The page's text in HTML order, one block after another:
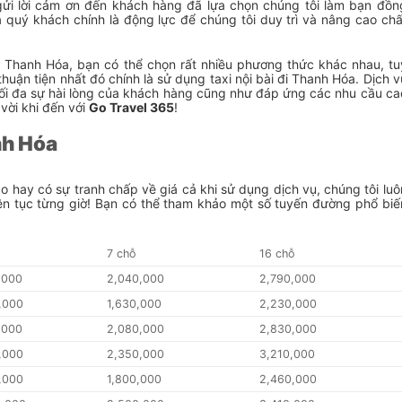
lời cảm ơn đến khách hàng đã lựa chọn chúng tôi làm bạn
quý khách chính là động lực để chúng tôi duy trì và nâng cao
Hóa, bạn có thể chọn rất nhiều phương thức khác nhau,
tiện nhất đó chính là sử dụng taxi nội bài đi Thanh Hóa. Dịch
đa sự hài lòng của khách hàng cũng như đáp ứng các nhu cầu
khi đến với Go Travel 365!
Hóa
hay có sự tranh chấp về giá cả khi sử dụng dịch vụ, chúng tôi
tục từng giờ! Bạn có thể tham khảo một số tuyến đường phổ
7 chỗ
16 chỗ
2,040,000
2,790,000
1,630,000
2,230,000
2,080,000
2,830,000
2,350,000
3,210,000
1,800,000
2,460,000